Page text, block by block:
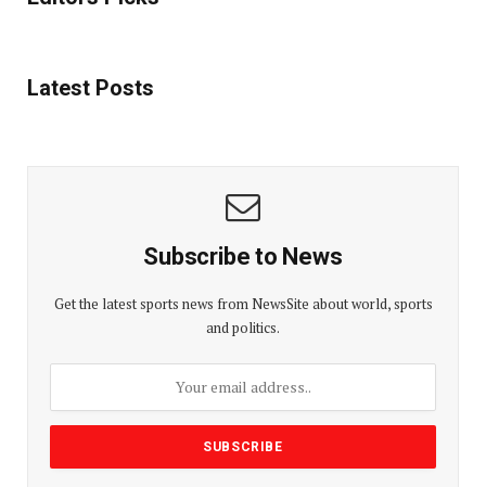
Latest Posts
Subscribe to News
Get the latest sports news from NewsSite about world, sports
and politics.